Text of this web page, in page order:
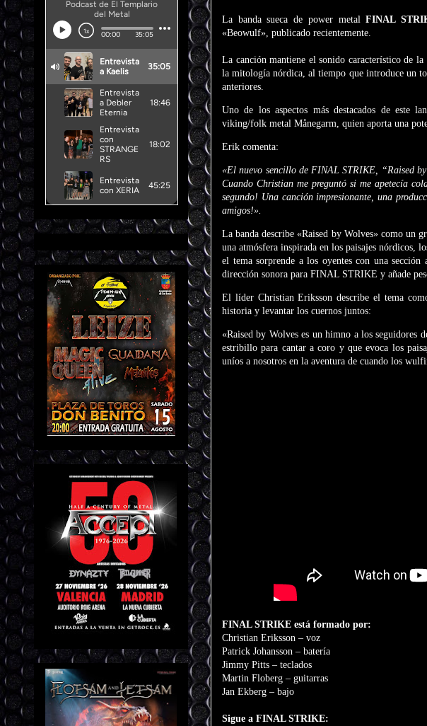
La banda sueca de power metalFINAL
«Beowulf», publicado recientemente.
La canción mantiene el sonido característico de
la mitología nórdica, al tiempo que introduce un
anteriores.
Uno de los aspectos más destacados de este
viking/folk metal Månegarm, quien aporta una
Erik comenta:
«El nuevo sencillo de FINAL STRIKE, “Raised
Cuando Christian me preguntó si me apetecía
segundo! Una canción impresionante, una
amigos!».
La banda describe «Raised by Wolves» como un
una atmósfera inspirada en los paisajes nórdicos,
el tema sorprende a los oyentes con una
dirección sonora para FINAL STRIKE y añade
El líder Christian Eriksson describe el tema
historia y levantar los cuernos juntos:
«Raised by Wolves es un himno a los
estribillo para cantar a coro y que evoca los
uníos a nosotros en la aventura de cuando los
FINAL STRIKE está formado por:
Christian Eriksson – voz
Patrick Johansson – batería
Jimmy Pitts – teclados
Martin Floberg – guitarras
Jan Ekberg – bajo
Sigue a FINAL STRIKE: